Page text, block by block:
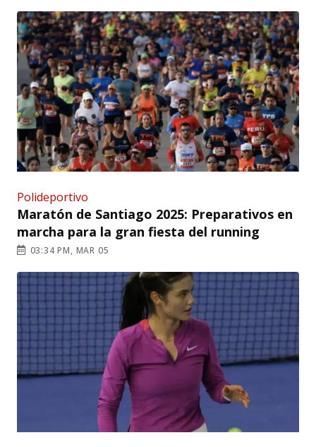
Polideportivo
Maratón de Santiago 2025: Preparativos en
marcha para la gran fiesta del running
03:34 PM, MAR 05